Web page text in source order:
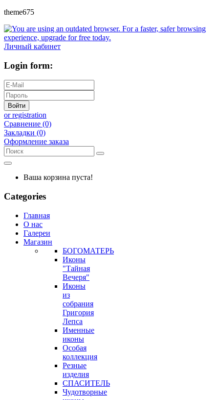
theme675
Личный кабинет
Login form:
Войти
or registration
Сравнение (0)
Закладки (0)
Оформление заказа
Ваша корзина пуста!
Categories
Главная
О нас
Галереи
Магазин
БОГОМАТЕРЬ
Иконы
"Тайная
Вечеря"
Иконы
из
собрания
Григория
Лепса
Именные
иконы
Особая
коллекция
Резные
изделия
СПАСИТЕЛЬ
Чудотворные